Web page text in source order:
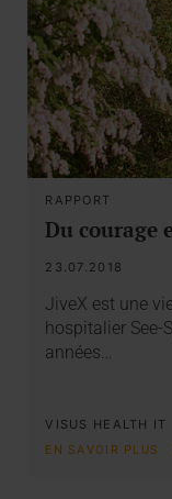
RAPPORT
Du courage
23.07.2018
JiveX est une
hospitalier See-
années…
VISUS HEALTH IT
EN SAVOIR PLUS